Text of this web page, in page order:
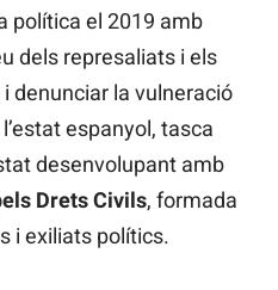
política el 2019 amb
dels represaliats i els
denunciar la vulneració
espanyol, tasca
desenvolupant amb
Drets Civils, formada
i exiliats polítics.